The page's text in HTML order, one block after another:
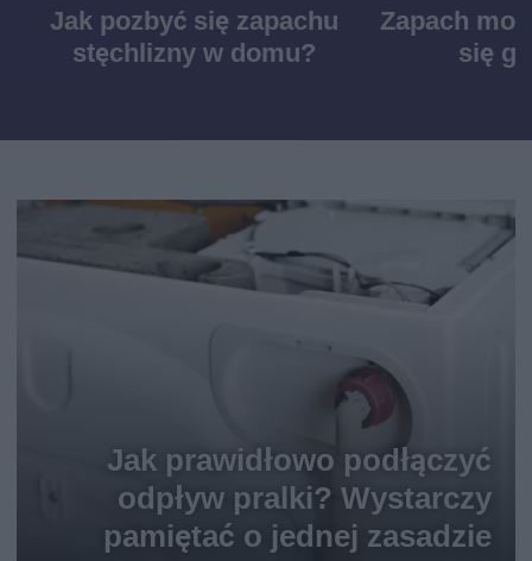
Jak pozbyć się zapachu
stęchlizny w domu?
Zapach
się
Jak prawidłowo podłączyć
odpływ pralki? Wystarczy
pamiętać o jednej zasadzie